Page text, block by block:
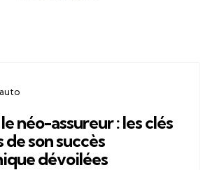
néo-assureur : les clés
son succès
dévoilées